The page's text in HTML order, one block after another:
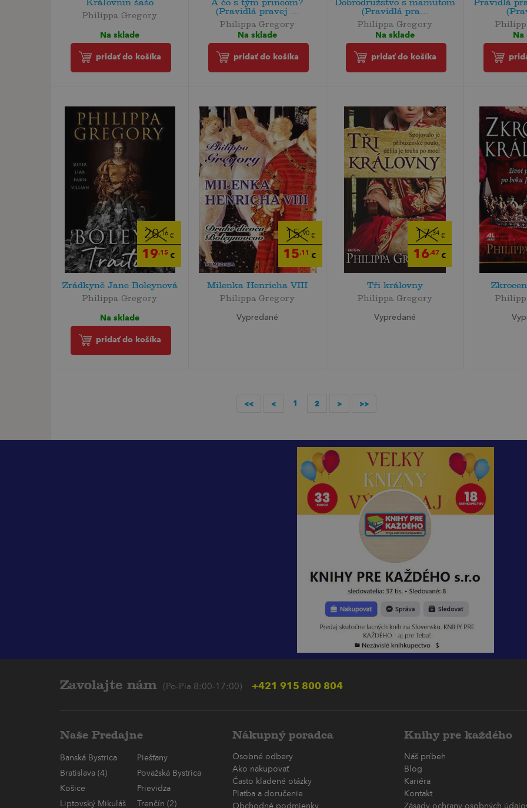
Kráľovnin šašo
Philippa Gregory
Na sklade
pridať do košíka
A čo s tým princom?
(Pravidlá pravej ...
Philippa Gregory
Na sklade
pridať do košíka
Dobrodružstvo s mamutom
(Pravidlá pra...
Philippa Gregory
Na sklade
pridať do košíka
Pravidlá
Na
20,16 €
19,15 €
Zrádkyně Jane Boleynová
Philippa Gregory
Na sklade
pridať do košíka
15,90 €
15,11 €
Milenka Henricha VIII
Philippa Gregory
Vypredané
17,34€
16,47 €
Tři královny
Philippa Gregory
Vypredané
<< < 1 2 > >>
Zavolajte nám (Po-Pia 8:00-17:00) +421 915 800 804
Naše Predajne
Banská Bystrica
Piešťany
Bratislava (4)
Považská Bystrica
Košice
Prievidza
Liptovský Mikuláš
Trenčín (2)
Nákupný poradca
Osobné odbery
Ako nakupovať
Často kladené otázky
Platba a doručenie
Obchodné podmienky
Knihy pre každého
Náš príbeh
Blog
Kariéra
Kontakt
Zásady ochrany osobných